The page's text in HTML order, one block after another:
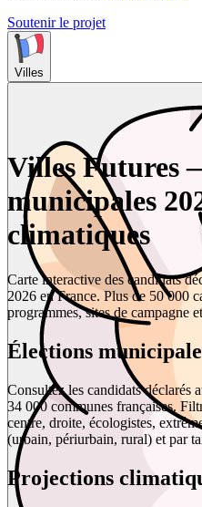
Soutenir le projet
Villes
Villes Futures
municipales
climatiques
Carte interactive des candidats
2026 en France. Plus de 50 000
programmes, sites de campagne
Élections
Consultez les candidats déclarés
34 000 communes françaises.
centre, droite, écologistes,
(urbain, périurbain, rural) et par
Projections